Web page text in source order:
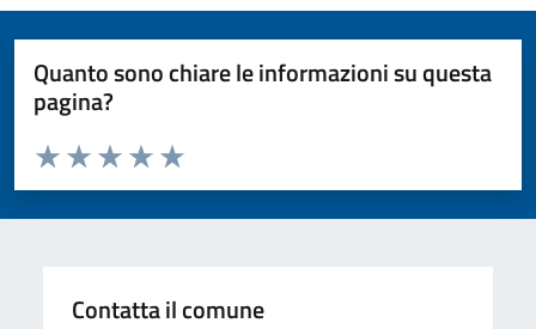
Quanto sono chiare le informazioni su questa
pagina?
Valuta da 1 a 5 stelle la pagina
Valuta 5 stelle su 5
Valuta 4 stelle su 5
Valuta 3 stelle su 5
Valuta 2 stelle su 5
Valuta 1 stelle su 5
Contatta il comune